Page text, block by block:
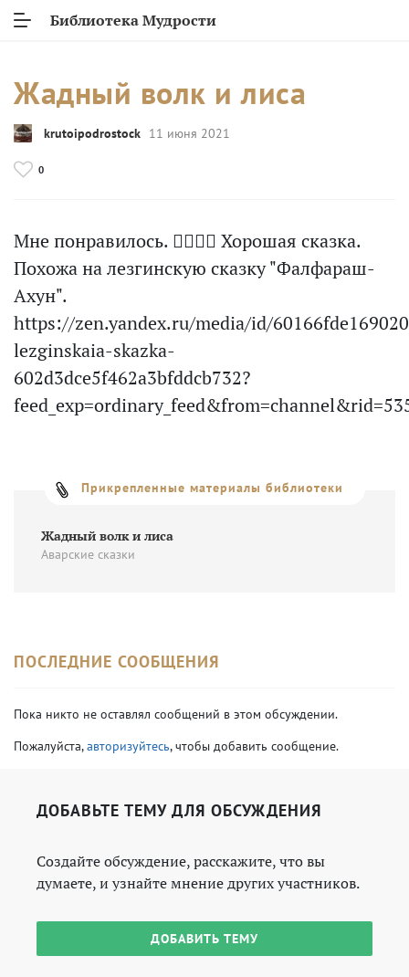
Библиотека Мудрости
Жадный волк и лиса
krutoipodrostock 11 июня 2021
0
Мне понравилось. 👍🏻👍🏻 Хорошая сказка.
Похожа на лезгинскую сказку "Фалфараш-
Ахун".
https://zen.yandex.ru/media/id/
lezginskaia-skazka-
602d3dce5f462a3bfddcb732?
Прикрепленные материалы библиотеки
Жадный волк и лиса
Аварские сказки
ПОСЛЕДНИЕ СООБЩЕНИЯ
Пока никто не оставлял сообщений в этом обсуждении.
Пожалуйста,авторизуйтесь, чтобы добавить сообщение.
ДОБАВЬТЕ ТЕМУ ДЛЯ ОБСУЖДЕНИЯ
Создайте обсуждение, расскажите, что вы
думаете, и узнайте мнение других участников.
ДОБАВИТЬ ТЕМУ